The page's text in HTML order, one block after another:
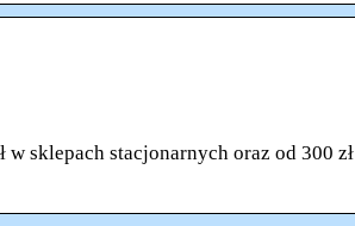
sklepach stacjonarnych oraz od 300 zł